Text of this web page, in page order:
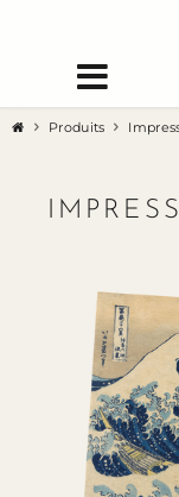
Produits